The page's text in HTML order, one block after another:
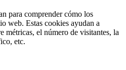
para comprender cómo los
web. Estas cookies ayudan a
métricas, el número de visitantes, la
etc.